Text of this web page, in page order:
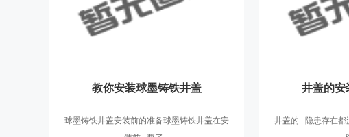
教你安装球墨铸铁井盖
球墨铸铁井盖安装前的准备球墨铸铁井盖在安
井盖的安
井盖的 隐患存在都